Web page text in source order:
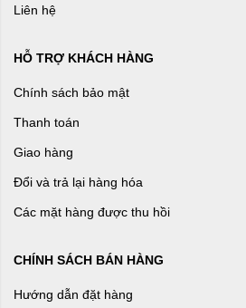
Liên hệ
HỖ TRỢ KHÁCH HÀNG
Chính sách bảo mật
Thanh toán
Giao hàng
Đổi và trả lại hàng hóa
Các mặt hàng được thu hồi
CHÍNH SÁCH BÁN HÀNG
Hướng dẫn đặt hàng